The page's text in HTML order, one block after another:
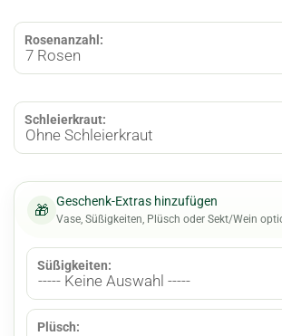
Rosenanzahl:
Schleierkraut:
🎁
Geschenk-Extras hinzufügen
Vase, Süßigkeiten, Plüsch oder Sekt/Wein
Süßigkeiten:
Plüsch: